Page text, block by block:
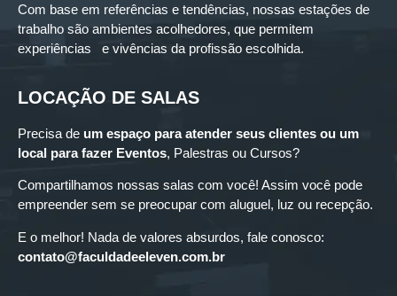
Com base em referências e tendências, nossas estações de
trabalho são ambientes acolhedores, que permitem
experiências e vivências da profissão escolhida.
LOCAÇÃO DE SALAS
Precisa de um espaço para atender seus clientes ou um
local para fazer Eventos, Palestras ou Cursos?
Compartilhamos nossas salas com você! Assim você pode
empreender sem se preocupar com aluguel, luz ou recepção.
E o melhor! Nada de valores absurdos, fale conosco:
contato@faculdadeeleven.com.br